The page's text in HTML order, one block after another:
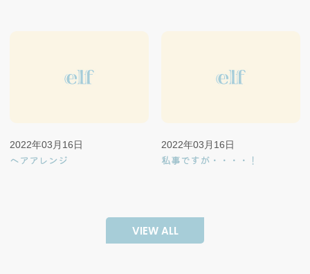
2022年03月16日
ヘアアレンジ
2022年03月16日
私事ですが・・・・！
VIEW ALL